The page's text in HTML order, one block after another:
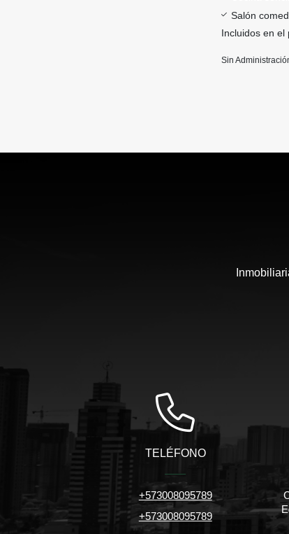
Salón
Incluidos en el
Sin
TELÉFONO
+573008095789
+573008095789